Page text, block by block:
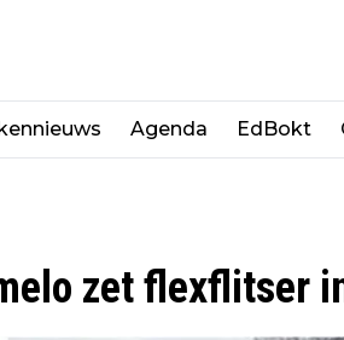
Agenda EdBokt
zet flexflitser